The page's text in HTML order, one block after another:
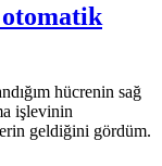
otomatik
hücrenin sağ
işlevinin
geldiğini gördüm.